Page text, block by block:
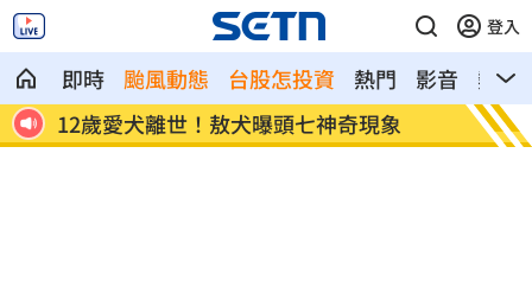
登入
即時 颱風動態 台股怎投資 熱門 影音
熱搜
白海豚沒放颱風整備假 蔣萬安：因沒陸
警
白海
倒